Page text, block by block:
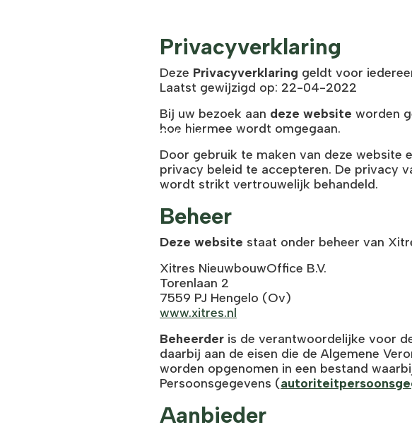
Privacyverklaring
Deze Privacyverklaring geldt voor
Laatst gewijzigd op: 22-04-2022
Bij uw bezoek aan deze website worden
hoe hiermee wordt omgegaan.
Door gebruik te maken van deze website
privacy beleid te accepteren. De privacy
wordt strikt vertrouwelijk behandeld.
Beheer
Deze website staat onder beheer van
Xitres NieuwbouwOffice B.V.
Torenlaan 2
7559 PJ Hengelo (Ov)
www.xitres.nl
Beheerder is de verantwoordelijke voor
daarbij aan de eisen die de Algemene
worden opgenomen in een bestand
Persoonsgegevens (
Aanbieder